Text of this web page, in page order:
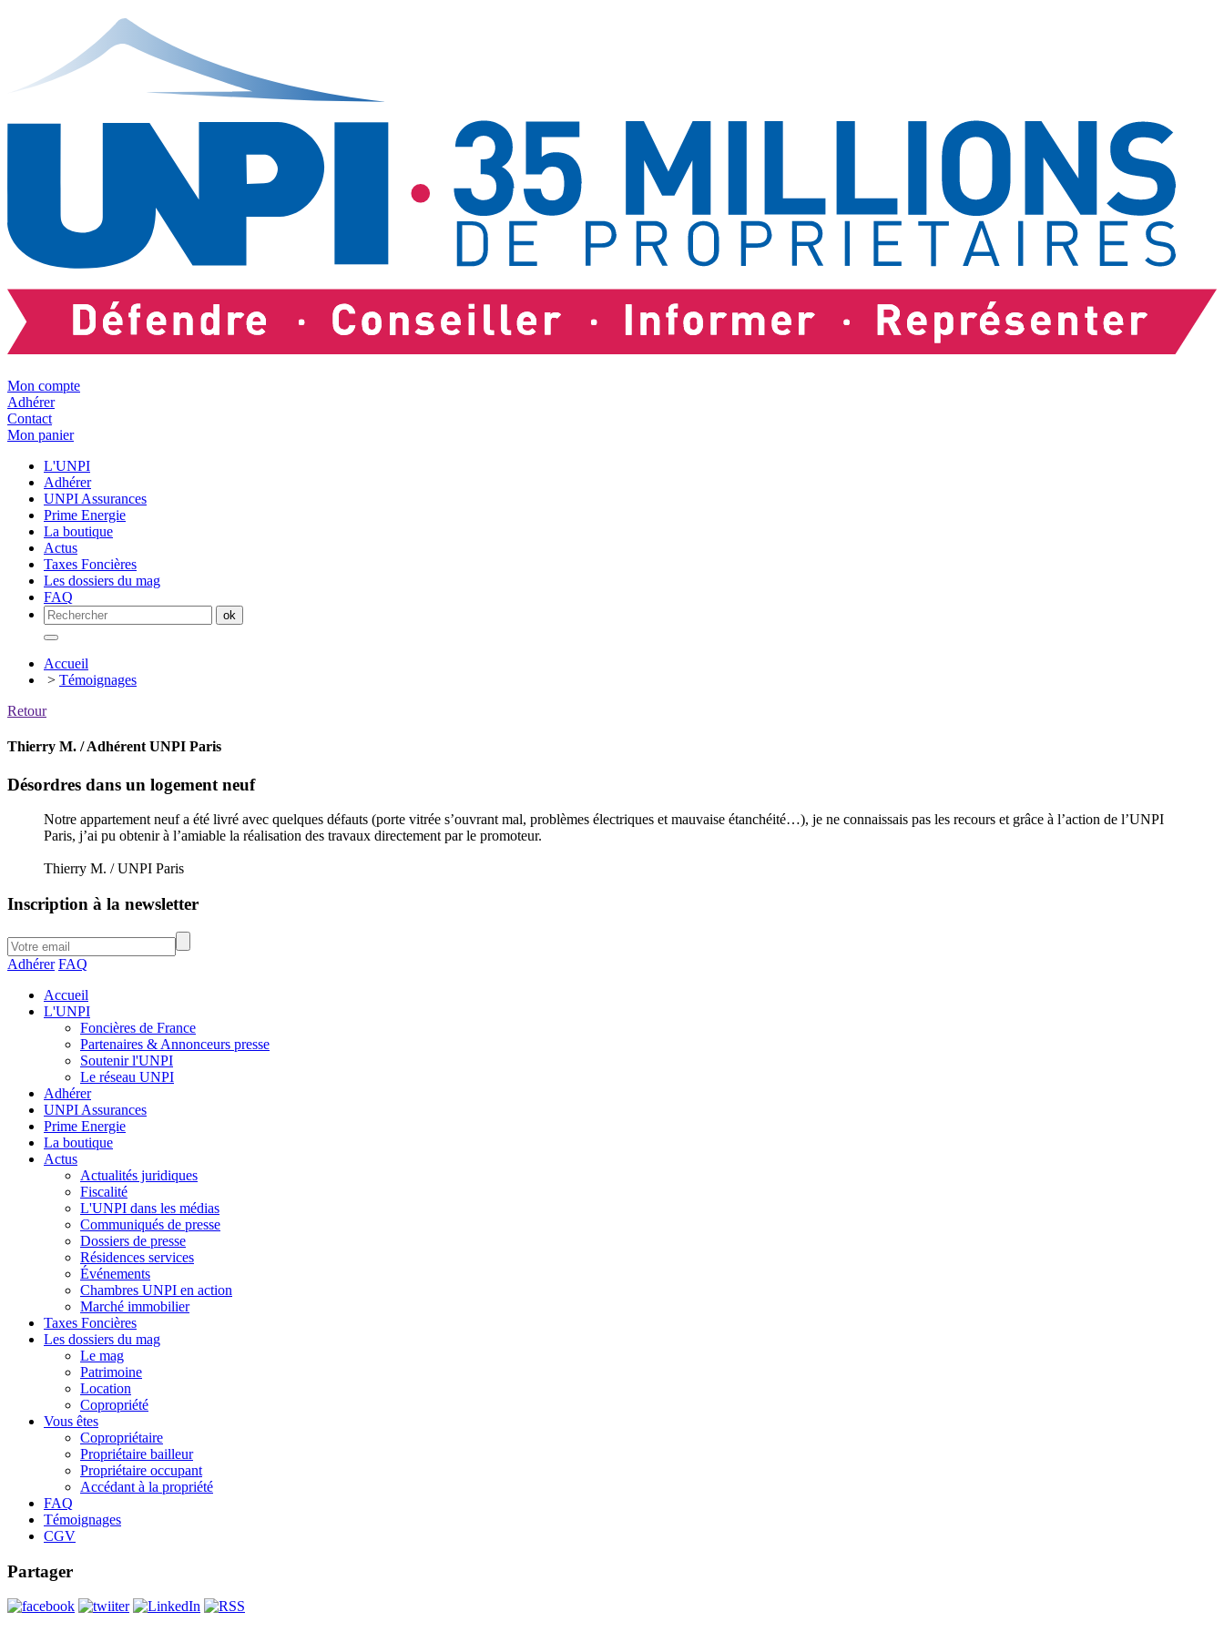
Mon compte
Adhérer
Contact
Mon panier
L'UNPI
Adhérer
UNPI Assurances
Prime Energie
La boutique
Actus
Taxes Foncières
Les dossiers du mag
FAQ
Accueil
> Témoignages
Retour
Thierry M. / Adhérent UNPI Paris
Désordres dans un logement neuf
Notre appartement neuf a été livré avec quelques défauts (porte vitrée s’ouvrant mal, problèmes électriques et mauvaise étanchéité…), je ne connaissais pas les recours et grâce à l’action de l’UNPI
Paris, j’ai pu obtenir à l’amiable la réalisation des travaux directement par le promoteur.
Thierry M. / UNPI Paris
Inscription à la newsletter
Adhérer FAQ
Accueil
L'UNPI
Foncières de France
Partenaires & Annonceurs presse
Soutenir l'UNPI
Le réseau UNPI
Adhérer
UNPI Assurances
Prime Energie
La boutique
Actus
Actualités juridiques
Fiscalité
L'UNPI dans les médias
Communiqués de presse
Dossiers de presse
Résidences services
Événements
Chambres UNPI en action
Marché immobilier
Taxes Foncières
Les dossiers du mag
Le mag
Patrimoine
Location
Copropriété
Vous êtes
Copropriétaire
Propriétaire bailleur
Propriétaire occupant
Accédant à la propriété
FAQ
Témoignages
CGV
Partager